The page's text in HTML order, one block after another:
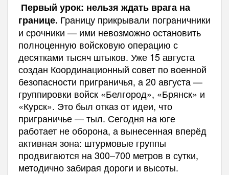
Первый урок: нельзя ждать врага на
границе. Границу прикрывали пограничники
и срочники — ими невозможно остановить
полноценную войсковую операцию с
десятками тысяч штыков. Уже 15 августа
создан Координационный совет по военной
безопасности приграничья, а 20 августа —
группировки войск «Белгород», «Брянск» и
«Курск». Это был отказ от идеи, что
приграничье — тыл. Сегодня на юге
работает не оборона, а вынесенная вперёд
активная зона: штурмовые группы
продвигаются на 300–700 метров в сутки,
методично забирая дороги и высоты.